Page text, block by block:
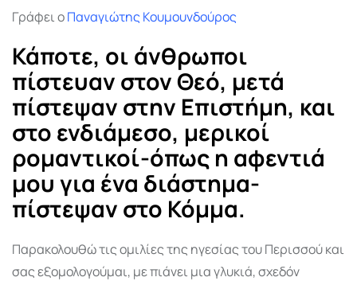
Γράφει οΠαναγιώτης Κουμουνδούρος
Κάποτε, οι άνθρωποι
πίστευαν στον Θεό, μετά
πίστεψαν στην Επιστήμη, και
στο ενδιάμεσο, μερικοί
ρομαντικοί-όπως η αφεντιά
μου για ένα διάστημα-
πίστεψαν στο Κόμμα.
Παρακολουθώ τις ομιλίες της ηγεσίας του Περισσού και
σας εξομολογούμαι, με πιάνει μια γλυκιά, σχεδόν